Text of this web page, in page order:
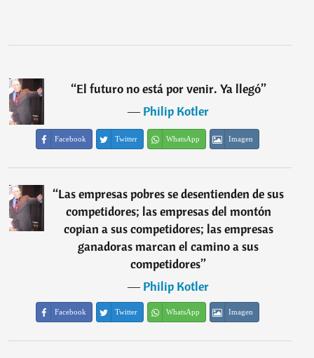
“El futuro no está por venir. Ya llegó”
―Philip Kotler
Facebook Twitter WhatsApp Imagen
“Las empresas pobres se desentienden de sus
competidores; las empresas del montón
copian a sus competidores; las empresas
ganadoras marcan el camino a sus
competidores”
―Philip Kotler
Facebook Twitter WhatsApp Imagen